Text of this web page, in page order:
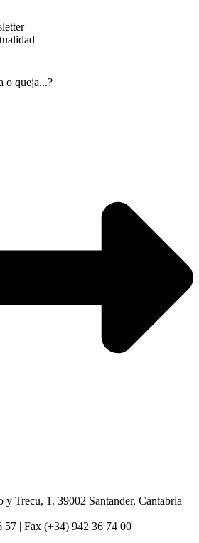
o queja...?
y Trecu, 1. 39002 Santander, Cantabria
57 | Fax (+34) 942 36 74 00